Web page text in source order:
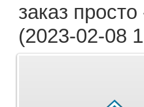
заказ
(2023-02-08